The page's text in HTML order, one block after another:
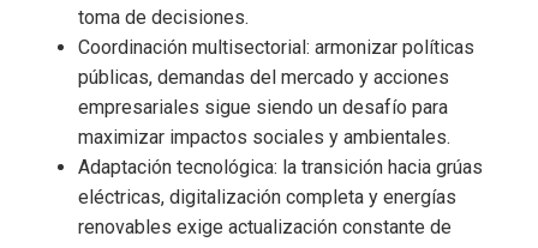
toma de decisiones.
Coordinación multisectorial: armonizar políticas
públicas, demandas del mercado y acciones
empresariales sigue siendo un desafío para
maximizar impactos sociales y ambientales.
Adaptación tecnológica: la transición hacia grúas
eléctricas, digitalización completa y energías
renovables exige actualización constante de